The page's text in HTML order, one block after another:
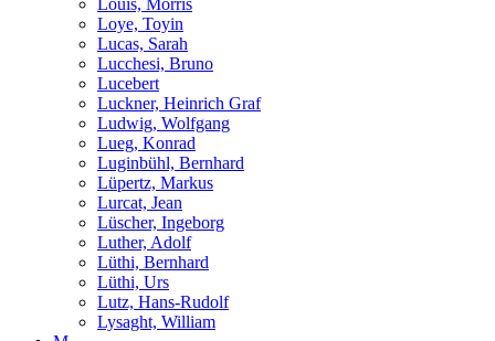
Louis, Morris
Loye, Toyin
Lucas, Sarah
Lucchesi, Bruno
Lucebert
Luckner, Heinrich Graf
Ludwig, Wolfgang
Lueg, Konrad
Luginbühl, Bernhard
Lüpertz, Markus
Lurcat, Jean
Lüscher, Ingeborg
Luther, Adolf
Lüthi, Bernhard
Lüthi, Urs
Lutz, Hans-Rudolf
Lysaght, William